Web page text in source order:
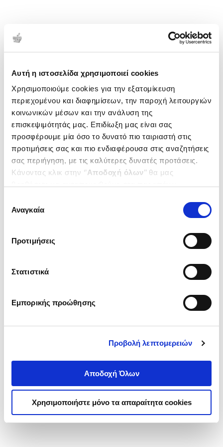
Αυτή η ιστοσελίδα χρησιμοποιεί cookies
Χρησιμοποιούμε cookies για την εξατομίκευση
περιεχομένου και διαφημίσεων, την παροχή λειτουργιών
κοινωνικών μέσων και την ανάλυση της
επισκεψιμότητάς μας. Επιδίωξη μας είναι σας
προσφέρουμε μία όσο το δυνατό πιο ταιριαστή στις
προτιμήσεις σας και πιο ενδιαφέρουσα στις αναζητήσεις
σας περιήγηση, με τις καλύτερες δυνατές προτάσεις.
Κάνοντας κλικ στην ‘’Αποδοχή όλων’’ θα μας
ενδιαφέρουν και να επιλέξετε από τα παρακάτω με την
΄΄και να ενημερωθείτε σχετικά με
συγκατάθεσης
Αναγκαία
Προτιμήσεις
Στατιστικά
Εμπορικής προώθησης
Προβολή λεπτομερειών
Αποδοχή Όλων
Χρησιμοποιήστε μόνο τα απαραίτητα cookies